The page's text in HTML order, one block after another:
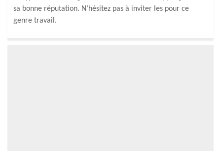
sa bonne réputation. N’hésitez pas à inviter les pour ce
genre travail.